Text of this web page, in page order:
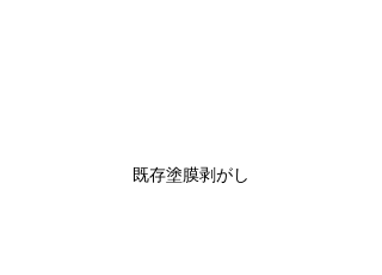
既存塗膜剥がし